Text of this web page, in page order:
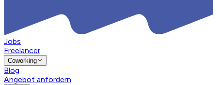
Jobs
Freelancer
Coworking
Blog
Angebot anfordern